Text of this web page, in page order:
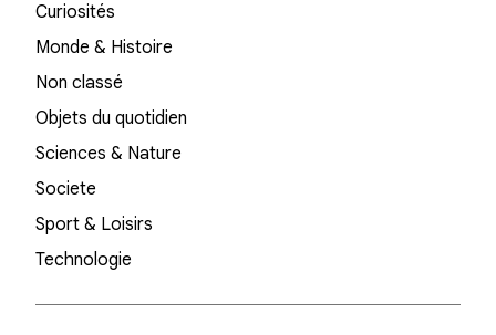
Curiosités
Monde & Histoire
Non classé
Objets du quotidien
Sciences & Nature
Societe
Sport & Loisirs
Technologie